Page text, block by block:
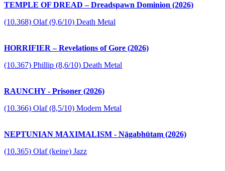
TEMPLE OF DREAD – Dreadspawn Dominion (2026)
(10.368) Olaf (9,6/10) Death Metal
HORRIFIER – Revelations of Gore (2026)
(10.367) Phillip (8,6/10) Death Metal
RAUNCHY - Prisoner (2026)
(10.366) Olaf (8,5/10) Modern Metal
NEPTUNIAN MAXIMALISM - Nāgabhūtaṃ (2026)
(10.365) Olaf (keine) Jazz